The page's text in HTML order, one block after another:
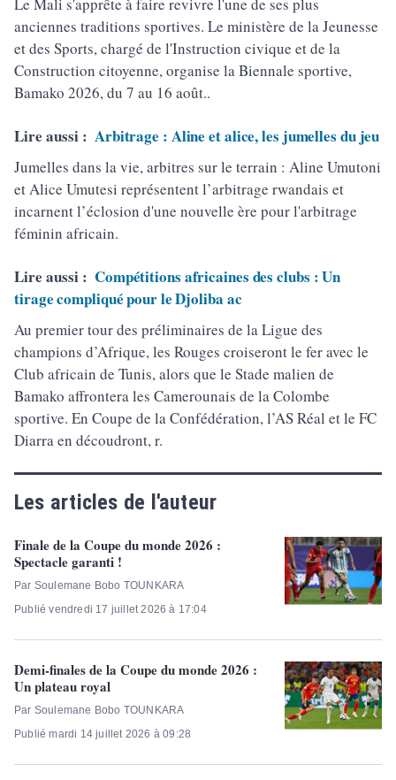
anciennes traditions sportives. Le ministère de la Jeunesse
et des Sports, chargé de l'Instruction civique et de la
Construction citoyenne, organise la Biennale sportive,
Bamako 2026, du 7 au 16 août..
Lire aussi : Arbitrage : Aline et alice, les jumelles du jeu
Jumelles dans la vie, arbitres sur le terrain : Aline Umutoni
et Alice Umutesi représentent l’arbitrage rwandais et
incarnent l’éclosion d'une nouvelle ère pour l'arbitrage
féminin africain.
Lire aussi : Compétitions africaines des clubs : Un
tirage compliqué pour le Djoliba ac
Au premier tour des préliminaires de la Ligue des
champions d’Afrique, les Rouges croiseront le fer avec le
Club africain de Tunis, alors que le Stade malien de
Bamako affrontera les Camerounais de la Colombe
sportive. En Coupe de la Confédération, l’AS Réal et le FC
Diarra en découdront, r.
Les articles de l'auteur
Finale de la Coupe du monde 2026 :
Spectacle garanti !
Par Soulemane Bobo TOUNKARA
Publié vendredi 17 juillet 2026 à 17:04
Demi-finales de la Coupe du monde 2026 :
Un plateau royal
Par Soulemane Bobo TOUNKARA
Publié mardi 14 juillet 2026 à 09:28